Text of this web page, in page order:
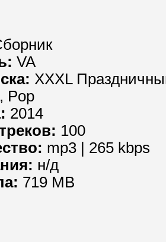
VA
XXXL
Pop
2014
100
mp3 | 265 kbps
н/д
719 MB